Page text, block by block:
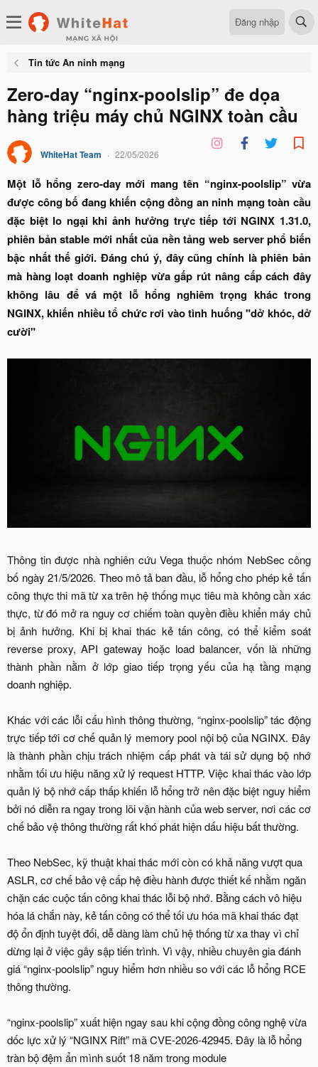
Đăng nhập
Tin tức An ninh mạng
Zero-day “nginx-poolslip” đe dọa
hàng triệu máy chủ NGINX toàn cầu
WhiteHat Team 22/05/2026
Một lỗ hổng zero-day mới mang tên “nginx-poolslip” vừa
được công bố đang khiến cộng đồng an ninh mạng toàn cầu
đặc biệt lo ngại khi ảnh hưởng trực tiếp tới NGINX 1.31.0,
phiên bản stable mới nhất của nền tảng web server phổ biến
bậc nhất thế giới. Đáng chú ý, đây cũng chính là phiên bản
mà hàng loạt doanh nghiệp vừa gấp rút nâng cấp cách đây
không lâu để vá một lỗ hổng nghiêm trọng khác trong
NGINX, khiến nhiều tổ chức rơi vào tình huống "dở khóc, dở
cười"
Thông tin được nhà nghiên cứu Vega thuộc nhóm NebSec công
bố ngày 21/5/2026. Theo mô tả ban đầu, lỗ hổng cho phép kẻ tấn
công thực thi mã từ xa trên hệ thống mục tiêu mà không cần xác
thực, từ đó mở ra nguy cơ chiếm toàn quyền điều khiển máy chủ
bị ảnh hưởng. Khi bị khai thác kẻ tấn công, có thể kiểm soát
reverse proxy, API gateway hoặc load balancer, vốn là những
thành phần nằm ở lớp giao tiếp trọng yếu của hạ tầng mạng
doanh nghiệp.
Khác với các lỗi cấu hình thông thường, “nginx-poolslip” tác động
trực tiếp tới cơ chế quản lý memory pool nội bộ của NGINX. Đây
là thành phần chịu trách nhiệm cấp phát và tái sử dụng bộ nhớ
nhằm tối ưu hiệu năng xử lý request HTTP. Việc khai thác vào lớp
quản lý bộ nhớ cấp thấp khiến lỗ hổng trở nên đặc biệt nguy hiểm
bởi nó diễn ra ngay trong lõi vận hành của web server, nơi các cơ
chế bảo vệ thông thường rất khó phát hiện dấu hiệu bất thường.
Theo NebSec, kỹ thuật khai thác mới còn có khả năng vượt qua
ASLR, cơ chế bảo vệ cấp hệ điều hành được thiết kế nhằm ngăn
chặn các cuộc tấn công khai thác lỗi bộ nhớ. Bằng cách vô hiệu
hóa lá chắn này, kẻ tấn công có thể tối ưu hóa mã khai thác đạt
độ ổn định tuyệt đối, dễ dàng làm chủ hệ thống từ xa thay vì chỉ
dừng lại ở việc gây sập tiến trình. Vì vậy, nhiều chuyên gia đánh
giá “nginx-poolslip” nguy hiểm hơn nhiều so với các lỗ hổng RCE
thông thường.
“nginx-poolslip” xuất hiện ngay sau khi cộng đồng công nghệ vừa
dốc lực xử lý “NGINX Rift” mã CVE-2026-42945. Đây là lỗ hổng
tràn bộ đệm ẩn mình suốt 18 năm trong module